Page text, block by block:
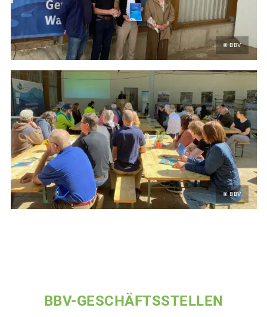
© BBV
© BBV
BBV-GESCHÄFTSSTELLEN